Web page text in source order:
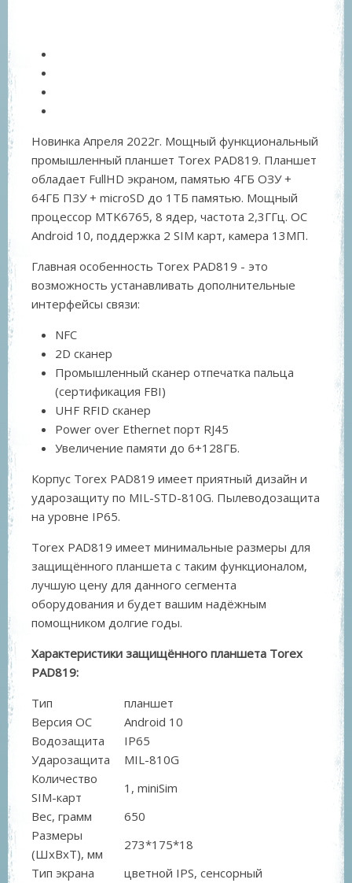
Новинка Апреля 2022г. Мощный функциональный
промышленный планшет Torex PAD819. Планшет
обладает FullHD экраном, памятью 4ГБ ОЗУ +
64ГБ ПЗУ + microSD до 1ТБ памятью. Мощный
процессор MTK6765, 8 ядер, частота 2,3ГГц. ОС
Android 10, поддержка 2 SIM карт, камера 13МП.
Главная особенность Torex PAD819 - это
возможность устанавливать дополнительные
интерфейсы связи:
NFC
2D сканер
Промышленный сканер отпечатка пальца
(сертификация FBI)
UHF RFID сканер
Power over Ethernet порт RJ45
Увеличение памяти до 6+128ГБ.
Корпус Torex PAD819 имеет приятный дизайн и
ударозащиту по MIL-STD-810G. Пылеводозащита
на уровне IP65.
Torex PAD819 имеет минимальные размеры для
защищённого планшета с таким функционалом,
лучшую цену для данного сегмента
оборудования и будет вашим надёжным
помощником долгие годы.
Характеристики защищённого планшета Torex
PAD819:
Тип
планшет
Версия ОС
Android 10
Водозащита
IP65
Ударозащита
MIL-810G
Количество
SIM-карт
1, miniSim
Вес, грамм
650
Размеры
(ШxВxТ), мм
273*175*18
Тип экрана
цветной IPS, сенсорный